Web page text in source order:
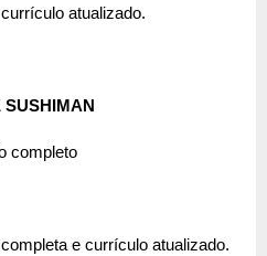
atualizado.
SUSHIMAN
completo
e currículo atualizado.